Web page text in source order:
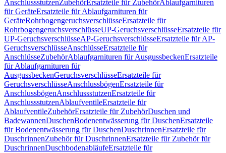
AnschlussstutzenZubehörErsatzteile für ZubehörAblaufgarnituren
für GeräteErsatzteile für Ablaufgarnituren für
GeräteRohrbogengeruchsverschlüsseErsatzteile für
RohrbogengeruchsverschlüsseUP-GeruchsverschlüsseErsatzteile für
UP-GeruchsverschlüsseAP-GeruchsverschlüsseErsatzteile für AP-
GeruchsverschlüsseAnschlüsseErsatzteile für
AnschlüsseZubehörAblaufgarnituren für AusgussbeckenErsatzteile
für Ablaufgarnituren für
AusgussbeckenGeruchsverschlüsseErsatzteile für
GeruchsverschlüsseAnschlussbögenErsatzteile für
AnschlussbögenAnschlussstutzenErsatzteile für
AnschlussstutzenAblaufventileErsatzteile für
AblaufventileZubehörErsatzteile für ZubehörDuschen und
BadewannenDuschenBodenentwässerung für DuschenErsatzteile
für Bodenentwässerung für DuschenDuschrinnenErsatzteile für
DuschrinnenZubehör für DuschrinnenErsatzteile für Zubehör für
DuschrinnenDuschbodenabläufeErsatzteile für